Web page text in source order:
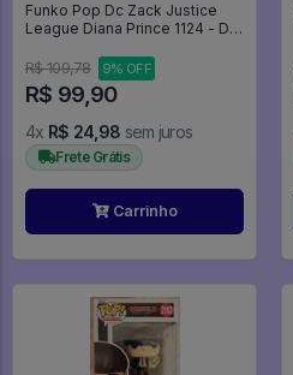
Funko Pop Dc Zack Justice
League Diana Prince 1124 - Dc
R$ 109,78
9% OFF
R$ 99,90
4x R$ 24,98 sem juros
Frete Grátis
Carrinho